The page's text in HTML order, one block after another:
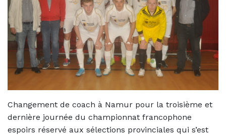
Changement de coach à Namur pour la troisième et
dernière journée du championnat francophone
espoirs réservé aux sélections provinciales qui s’est